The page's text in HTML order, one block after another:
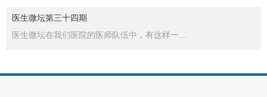
医生微坛第三十四期
医生微坛在我们医院的医师队伍中，有这样一…